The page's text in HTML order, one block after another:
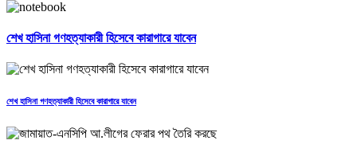
শেখ হাসিনা গণহত্যাকারী হিসেবে কারাগারে যাবেন
শেখ হাসিনা গণহত্যাকারী হিসেবে কারাগারে যাবেন